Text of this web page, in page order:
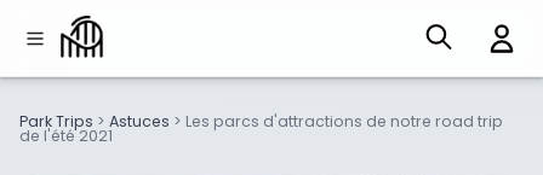
Park Trips > Astuces > Les parcs d'attractions de notre road trip
de l'été 2021